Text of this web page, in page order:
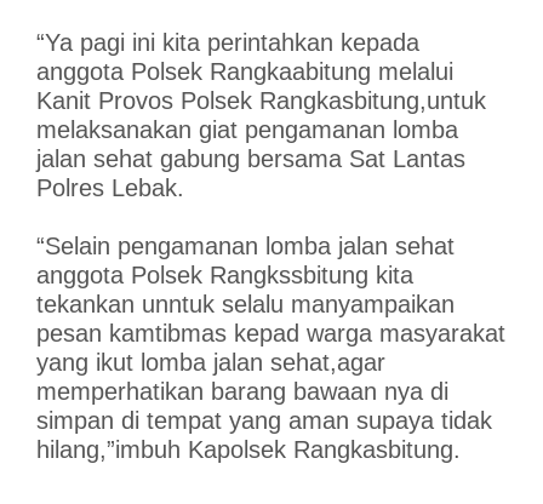
“Ya pagi ini kita perintahkan kepada
anggota Polsek Rangkaabitung melalui
Kanit Provos Polsek Rangkasbitung,untuk
melaksanakan giat pengamanan lomba
jalan sehat gabung bersama Sat Lantas
Polres Lebak.
“Selain pengamanan lomba jalan sehat
anggota Polsek Rangkssbitung kita
tekankan unntuk selalu manyampaikan
pesan kamtibmas kepad warga masyarakat
yang ikut lomba jalan sehat,agar
memperhatikan barang bawaan nya di
simpan di tempat yang aman supaya tidak
hilang,”imbuh Kapolsek Rangkasbitung.